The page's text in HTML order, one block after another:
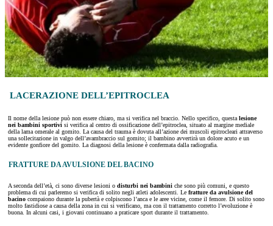
LACERAZIONE DELL’EPITROCLEA
Il nome della lesione può non essere chiaro, ma si verifica nel braccio. Nello specifico, questa lesione
nei bambini sportivi si verifica al centro di ossificazione dell’epitroclea, situato al margine mediale
della lama omerale al gomito. La causa del trauma è dovuta all’azione dei muscoli epitrocleari attraverso
una sollecitazione in valgo dell’avambraccio sul gomito; il bambino avvertirà un dolore acuto e un
evidente gonfiore del gomito. La diagnosi della lesione è confermata dalla radiografia.
FRATTURE DA AVULSIONE DEL BACINO
A seconda dell’età, ci sono diverse lesioni o disturbi nei bambini che sono più comuni, e questo
problema di cui parleremo si verifica di solito negli atleti adolescenti. Le fratture da avulsione del
bacino compaiono durante la pubertà e colpiscono l’anca e le aree vicine, come il femore. Di solito sono
molto fastidiose a causa della zona in cui si verificano, ma con il trattamento corretto l’evoluzione è
buona. In alcuni casi, i giovani continuano a praticare sport durante il trattamento.